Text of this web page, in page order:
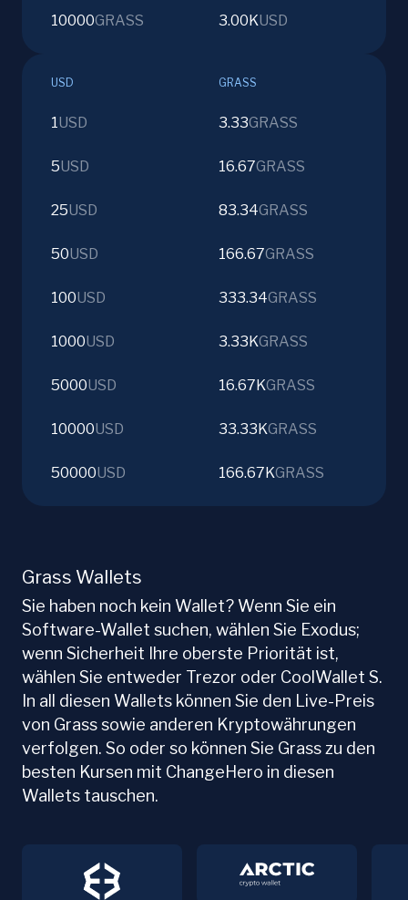
10000GRASS 3.00KUSD
USD GRASS
1USD 3.33GRASS
5USD 16.67GRASS
25USD 83.34GRASS
50USD 166.67GRASS
100USD 333.34GRASS
1000USD 3.33KGRASS
5000USD 16.67KGRASS
10000USD 33.33KGRASS
50000USD 166.67KGRASS
Grass Wallets
Sie haben noch kein Wallet? Wenn Sie ein
Software-Wallet suchen, wählen Sie Exodus;
wenn Sicherheit Ihre oberste Priorität ist,
wählen Sie entweder Trezor oder CoolWallet S.
In all diesen Wallets können Sie den Live-Preis
von Grass sowie anderen Kryptowährungen
verfolgen. So oder so können Sie Grass zu den
besten Kursen mit ChangeHero in diesen
Wallets tauschen.